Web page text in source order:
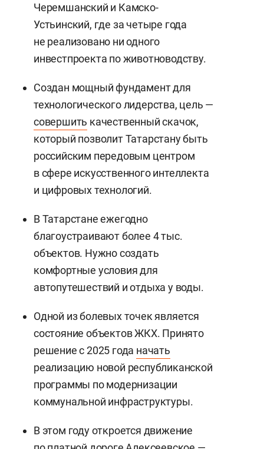
Черемшанский и Камско-
Устьинский, где за четыре года
не реализовано ни одного
инвестпроекта по животноводству.
Создан мощный фундамент для
технологического лидерства, цель —
совершить качественный скачок,
который позволит Татарстану быть
российским передовым центром
в сфере искусственного интеллекта
и цифровых технологий.
В Татарстане ежегодно
благоустраивают более 4 тыс.
объектов. Нужно создать
комфортные условия для
автопутешествий и отдыха у воды.
Одной из болевых точек является
состояние объектов ЖКХ. Принято
решение с 2025 года начать
реализацию новой республиканской
программы по модернизации
коммунальной инфраструктуры.
В этом году откроется движение